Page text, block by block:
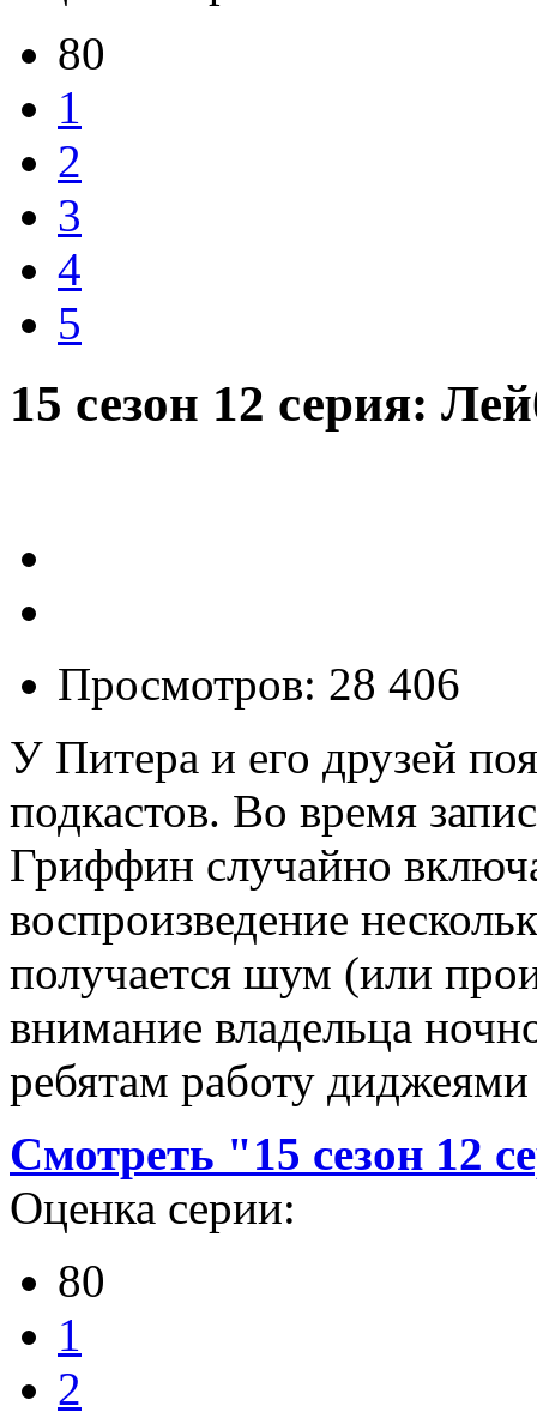
80
1
2
3
4
5
15 сезон 12 серия:
Просмотров: 28 406
У Питера и его друзей
подкастов. Во время
Гриффин случайно
воспроизведение
получается шум (или
внимание владельца
ребятам работу
Смотреть "15 сезон 12
Оценка серии:
80
1
2